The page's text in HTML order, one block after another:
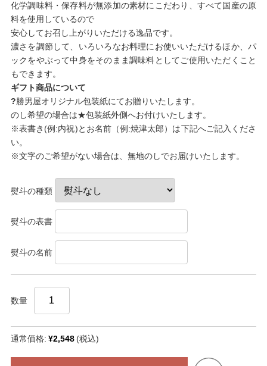
化学調味料・保存料が無添加の素材にこだわり、すべて国産の原
料を使用しているので
安心してお召し上がりいただける逸品です。
濃さを調節して、いろいろなお料理にお使いいただけるほか、パ
ックをやぶって中身をそのまま調味料としてご使用いただくこと
もできます。
ギフト商品について
?勝男屋オリジナル包装紙にてお贈りいたします。
のし希望の場合は★包装紙外側へお付けいたします。
※表書き(例:内祝)とお名前（例:焼津太郎）は下記へご記入くださ
い。
※文字のご希望がない場合は、無地のしでお届けいたします。
熨斗の種類
熨斗の表書
熨斗の名前
数量
通常価格: ¥2,548 (税込)